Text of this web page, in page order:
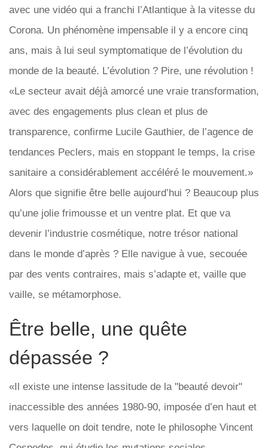
avec une vidéo qui a franchi l’Atlantique à la vitesse du
Corona. Un phénomène impensable il y a encore cinq
ans, mais à lui seul symptomatique de l’évolution du
monde de la beauté. L’évolution ? Pire, une révolution !
«Le secteur avait déjà amorcé une vraie transformation,
avec des engagements plus clean et plus de
transparence, confirme Lucile Gauthier, de l’agence de
tendances Peclers, mais en stoppant le temps, la crise
sanitaire a considérablement accéléré le mouvement.»
Alors que signifie être belle aujourd’hui ? Beaucoup plus
qu’une jolie frimousse et un ventre plat. Et que va
devenir l’industrie cosmétique, notre trésor national
dans le monde d’après ? Elle navigue à vue, secouée
par des vents contraires, mais s’adapte et, vaille que
vaille, se métamorphose.
Être belle, une quête
dépassée ?
«Il existe une intense lassitude de la "beauté devoir"
inaccessible des années 1980-90, imposée d’en haut et
vers laquelle on doit tendre, note le philosophe Vincent